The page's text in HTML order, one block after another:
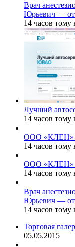
Врач
Юрьевич —
14 часов тому
Лучший
14 часов тому
ООО «КЛЕН»
14 часов тому
ООО «КЛЕН»
14 часов тому
Врач
Юрьевич —
14 часов тому
Торговая
05.05.2015